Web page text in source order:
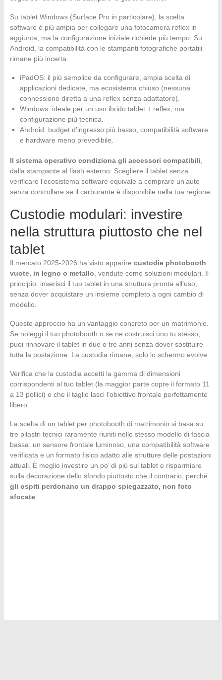
Su tablet Windows (Surface Pro in particolare), la scelta
software è più ampia per collegare una fotocamera reflex in
aggiunta, ma la configurazione iniziale richiede più tempo. Su
Android, la compatibilità con le stampanti fotografiche portatili
rimane più incerta.
iPadOS: il più semplice da configurare, ampia scelta di
applicazioni dedicate, ma ecosistema chiuso (nessuna
connessione diretta a una reflex senza adattatore).
Windows: ideale per un uso ibrido tablet + reflex, ma
configurazione più tecnica.
Android: budget d’ingresso più basso, compatibilità software
e hardware meno prevedibile.
Il sistema operativo condiziona gli accessori compatibili,
dalla stampante al flash esterno. Scegliere il tablet senza
verificare l’ecosistema software equivale a comprare un’auto
senza controllare se il carburante è disponibile nella tua regione.
Custodie modulari: investire
nella struttura piuttosto che nel
tablet
Il mercato 2025-2026 ha visto apparire custodie photobooth
vuote, in legno o metallo, vendute come soluzioni modulari. Il
principio: inserisci il tuo tablet in una struttura pronta all’uso,
senza dover acquistare un insieme completo a ogni cambio di
modello.
Questo approccio ha un vantaggio concreto per un matrimonio.
Se noleggi il tuo photobooth o se ne costruisci uno tu stesso,
puoi rinnovare il tablet in due o tre anni senza dover sostituire
tutta la postazione. La custodia rimane, solo lo schermo evolve.
Verifica che la custodia accetti la gamma di dimensioni
corrispondenti al tuo tablet (la maggior parte copre il formato 11
a 13 pollici) e che il taglio lasci l’obiettivo frontale perfettamente
libero.
La scelta di un tablet per photobooth di matrimonio si basa su
tre pilastri tecnici raramente riuniti nello stesso modello di fascia
bassa: un sensore frontale luminoso, una compatibilità software
verificata e un formato fisico adatto alle strutture delle postazioni
attuali. È meglio investire un po’ di più sul tablet e risparmiare
sulla decorazione dello sfondo piuttosto che il contrario, perché
gli ospiti perdonano un drappo spiegazzato, non foto
sfocate.